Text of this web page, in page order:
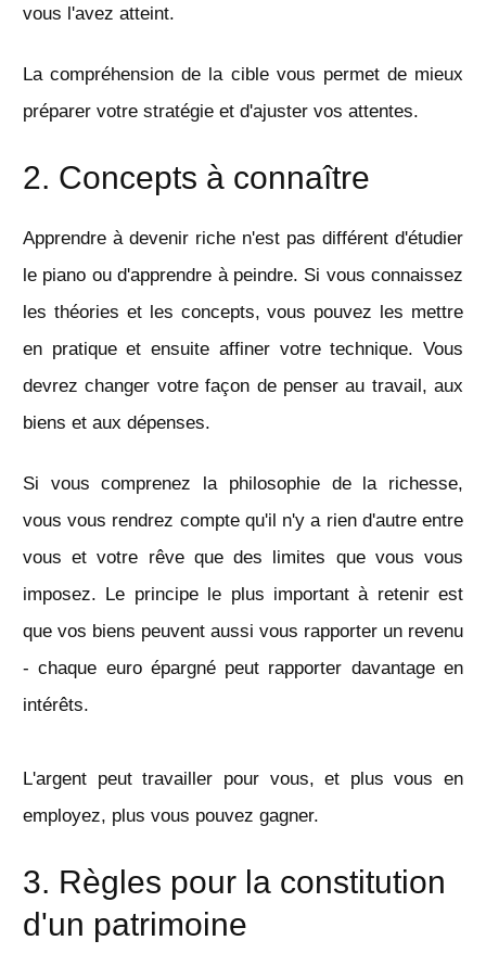
vous l'avez atteint.
La compréhension de la cible vous permet de mieux
préparer votre stratégie et d'ajuster vos attentes.
2. Concepts à connaître
Apprendre à devenir riche n'est pas différent d'étudier
le piano ou d'apprendre à peindre. Si vous connaissez
les théories et les concepts, vous pouvez les mettre
en pratique et ensuite affiner votre technique. Vous
devrez changer votre façon de penser au travail, aux
biens et aux dépenses.
Si vous comprenez la philosophie de la richesse,
vous vous rendrez compte qu'il n'y a rien d'autre entre
vous et votre rêve que des limites que vous vous
imposez. Le principe le plus important à retenir est
que vos biens peuvent aussi vous rapporter un revenu
- chaque euro épargné peut rapporter davantage en
intérêts.
L'argent peut travailler pour vous, et plus vous en
employez, plus vous pouvez gagner.
3. Règles pour la constitution
d'un patrimoine